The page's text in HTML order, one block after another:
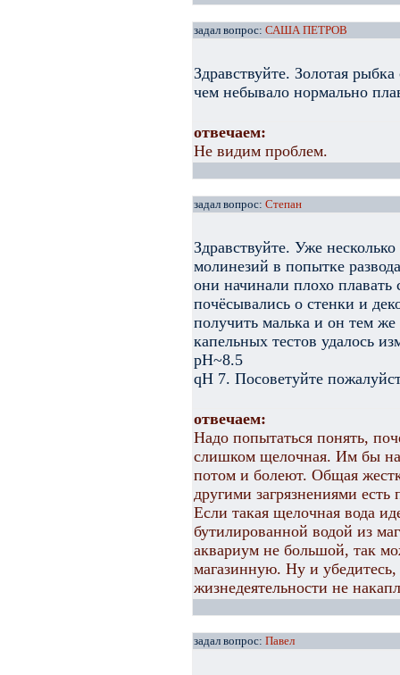
задал вопрос: САША ПЕТРОВ
Здравствуйте. Золотая
чем небывало нормально
отвечаем:
Не видим проблем.
задал вопрос: Степан
Здравствуйте. Уже
молинезий в попытке
они начинали плохо
почёсывались о стенки и
получить малька и он тем
капельных тестов удалось
pH~8.5
qH 7. Посоветуйте
отвечаем:
Надо попытаться понять,
слишком щелочная. Им бы
потом и болеют. Общая
другими загрязнениями есть
Если такая щелочная вода
бутилированной водой из
аквариум не большой, так
магазинную. Ну и
жизнедеятельности не
задал вопрос: Павел